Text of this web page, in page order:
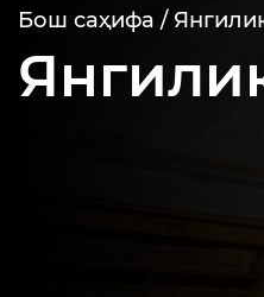
Бош саҳифа /